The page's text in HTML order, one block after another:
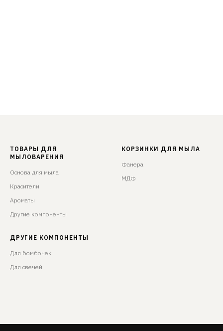
ТОВАРЫ ДЛЯ
МЫЛОВАРЕНИЯ
Основа для мыла
Красители
Ароматы
Другие компоненты
КОРЗИНКИ ДЛЯ МЫЛА
Фанера
МДФ
ДРУГИЕ КОМПОНЕНТЫ
Для бомбочек
Для свечей